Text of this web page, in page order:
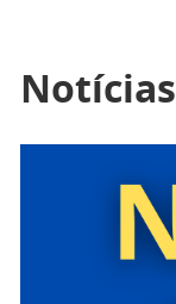
Notícias